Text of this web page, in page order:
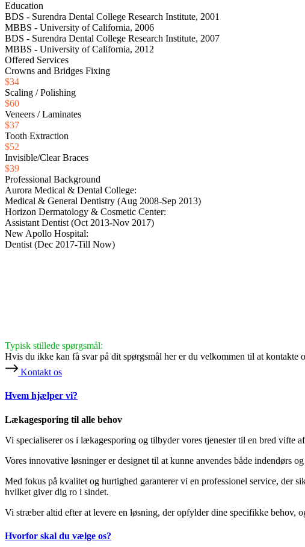
Education
BDS - Surendra Dental College Research Institute, 2001
MBBS - University of California, 2006
BDS - Surendra Dental College Research Institute, 2007
MBBS - University of California, 2012
Offered Services
Crowns and Bridges Fixing
$34
Scaling / Polishing
$60
Veneers / Laminates
$37
Tooth Extraction
$52
Invisible/Clear Braces
$39
Professional Background
Aurora Medical & Dental College:
Medical & General Dentistry (Aug 2008-Sep 2013)
Horizon Dermatology & Cosmetic Center:
Assistant Dentist (Oct 2013-Nov 2017)
New Apollo Hospital:
Dentist (Dec 2017-Till Now)
Typisk stillede spørgsmål:
Hvis du ikke kan få svar på dit spørgsmål her er du velkommen til at kontakte
Kontakt os
Hvem hjælper vi?
Lækagesporing til alle behov
Vi specialiserer os i lækagesporing og tilbyder vores tjenester til en bred vifte
Vores innovative løsninger er designet til at kunne anvendes både indendørs
Med fokus på kvalitet og hurtighed garanterer vi en professionel service, der
hvilket giver dig ro i sindet.
Vi stræber altid efter at levere en løsning, der opfylder dine specifikke behov,
Hvorfor skal du vælge os?